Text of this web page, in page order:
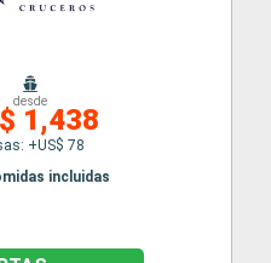
desde
1,438
+US$ 78
incluidas